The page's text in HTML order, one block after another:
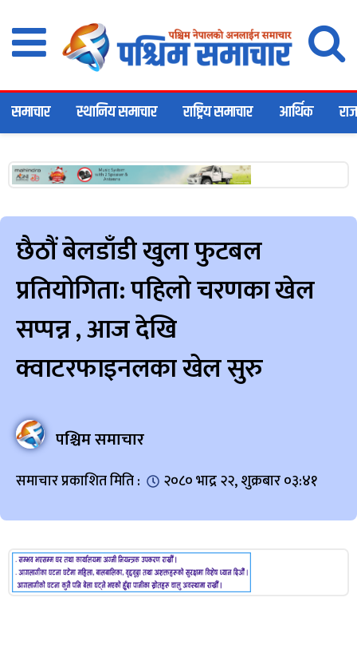
समाचार स्थानिय समाचार राष्ट्रिय समाचार आर्थिक
छैठौं बेलडाँडी खुला फुटबल
प्रतियोगिता: पहिलो चरणका खेल
सप्पन्न , आज देखि
क्वाटरफाइनलका खेल सुरु
पश्चिम समाचार
समाचार प्रकाशित मिति : २०८० भाद्र २२, शुक्रबार ०३:४१